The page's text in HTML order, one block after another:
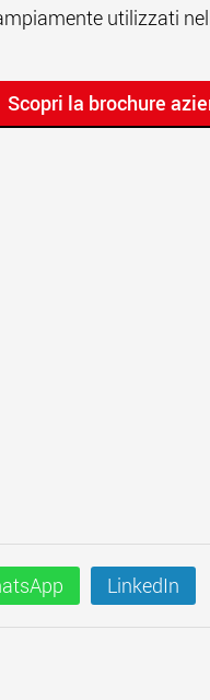
utilizzati
Scopri la brochure
LinkedIn